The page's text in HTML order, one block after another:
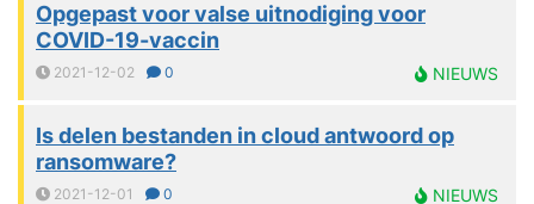
Opgepast voor valse uitnodiging voor
COVID-19-vaccin
2021-12-02 0 NIEUWS
Is delen bestanden in cloud antwoord op
ransomware?
2021-12-01 0 NIEUWS